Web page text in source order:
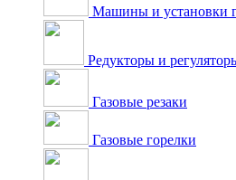
Машины и установки
Редукторы и
Газовые резаки
Газовые горелки